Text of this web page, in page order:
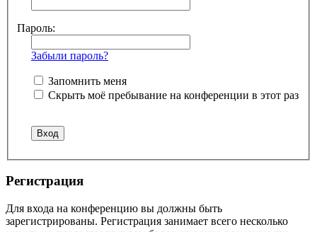
Пароль:
Забыли пароль?
Запомнить меня
Скрыть моё пребывание на конференции в этот раз
Регистрация
Для входа на конференцию вы должны быть
зарегистрированы. Регистрация занимает всего несколько